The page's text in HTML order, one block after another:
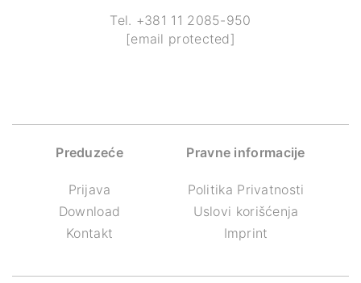
Tel. +381 11 2085-950
[email protected]
Preduzeće
Prijava
Download
Kontakt
Pravne informacije
Politika Privatnosti
Uslovi korišćenja
Imprint